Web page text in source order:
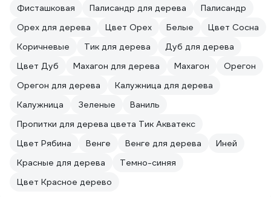
Фисташковая
Палисандр для дерева
Палисандр
Орех для дерева
Цвет Орех Белые
Цвет Сосна
Коричневые
Тик для дерева
Дуб для дерева
Цвет Дуб
Махагон для дерева Махагон
Орегон
Орегон для дерева
Калужница для дерева
Калужница
Зеленые
Ваниль
Пропитки для дерева цвета Тик Акватекс
Цвет Рябина
Венге Венге для дерева
Иней
Красные для дерева
Темно-синяя
Цвет Красное дерево